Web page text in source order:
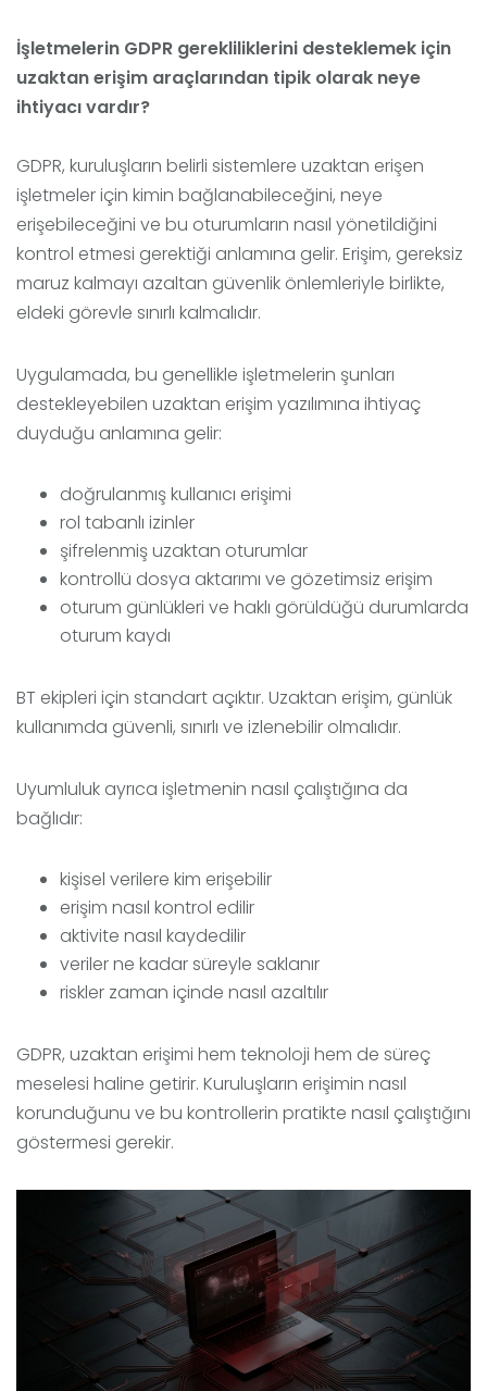
İşletmelerin GDPR gerekliliklerini desteklemek için
uzaktan erişim araçlarından tipik olarak neye
ihtiyacı vardır?
GDPR, kuruluşların belirli sistemlere uzaktan erişen
işletmeler için kimin bağlanabileceğini, neye
erişebileceğini ve bu oturumların nasıl yönetildiğini
kontrol etmesi gerektiği anlamına gelir. Erişim, gereksiz
maruz kalmayı azaltan güvenlik önlemleriyle birlikte,
eldeki görevle sınırlı kalmalıdır.
Uygulamada, bu genellikle işletmelerin şunları
destekleyebilen uzaktan erişim yazılımına ihtiyaç
duyduğu anlamına gelir:
doğrulanmış kullanıcı erişimi
rol tabanlı izinler
şifrelenmiş uzaktan oturumlar
kontrollü dosya aktarımı ve gözetimsiz erişim
oturum günlükleri ve haklı görüldüğü durumlarda
oturum kaydı
BT ekipleri için standart açıktır. Uzaktan erişim, günlük
kullanımda güvenli, sınırlı ve izlenebilir olmalıdır.
Uyumluluk ayrıca işletmenin nasıl çalıştığına da
bağlıdır:
kişisel verilere kim erişebilir
erişim nasıl kontrol edilir
aktivite nasıl kaydedilir
veriler ne kadar süreyle saklanır
riskler zaman içinde nasıl azaltılır
GDPR, uzaktan erişimi hem teknoloji hem de süreç
meselesi haline getirir. Kuruluşların erişimin nasıl
korunduğunu ve bu kontrollerin pratikte nasıl çalıştığını
göstermesi gerekir.